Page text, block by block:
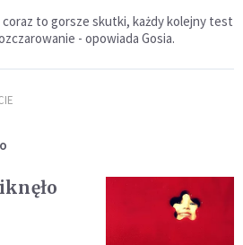
to gorsze skutki, każdy kolejny test
- opowiada Gosia.